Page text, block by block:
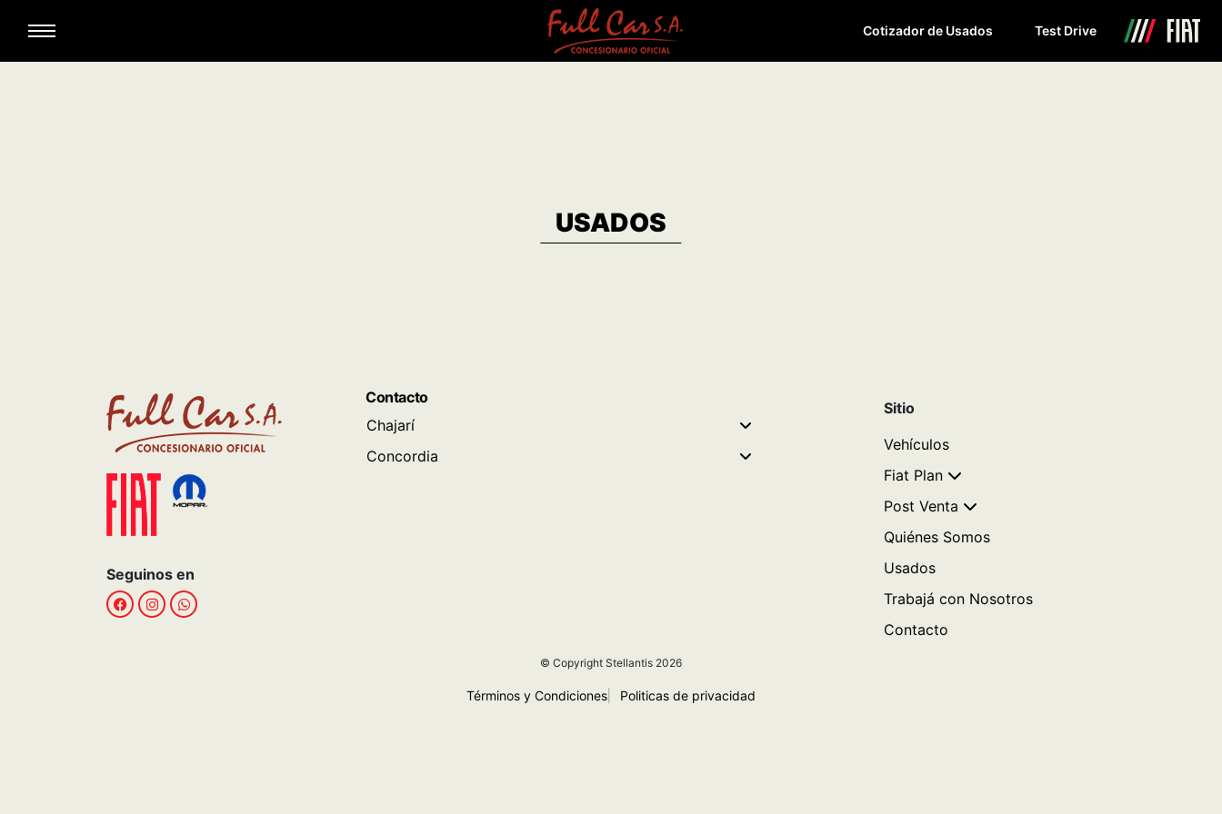
Cotizador de Usados Test Drive
USADOS
Seguinos en
Contacto
Chajarí
Concordia
Sitio
Vehículos
Fiat Plan
Post Venta
Quiénes Somos
Usados
Trabajá con Nosotros
Contacto
© Copyright Stellantis 2026
Términos y Condiciones Politicas de privacidad